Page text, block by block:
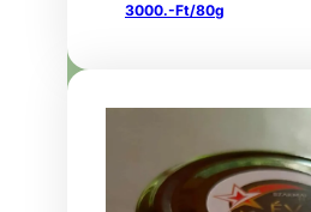
3000.-Ft/80g